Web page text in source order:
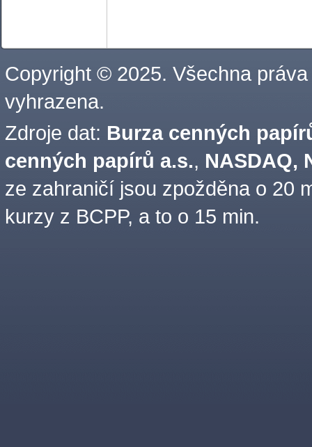
Copyright © 2025. Všechna práva
vyhrazena.
Zdroje dat: Burza cenných
cenných papírů a.s., NASDAQ,
ze zahraničí jsou zpožděna o 20
kurzy z BCPP, a to o 15 min.